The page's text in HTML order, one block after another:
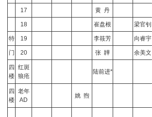
17 黄 丹
18 崔盘根 梁官钊
特 19 李筱芳 向睿宇
门 20 张 韡 余美文
四
楼
红斑
狼疮
陆前进*
四
楼
老年
AD
姚 煦